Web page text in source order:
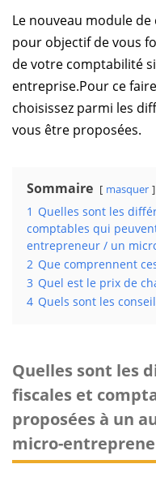
Le nouveau module de
pour objectif de vous
de votre comptabilité
entreprise.Pour ce
choisissez parmi les
vous être proposées.
Sommaire masquer
1 Quelles sont les
comptables qui
entrepreneur / un
2 Que comprennent
3 Quel est le prix de
4 Quels sont les
Quelles sont les
fiscales et
proposées à un
micro-